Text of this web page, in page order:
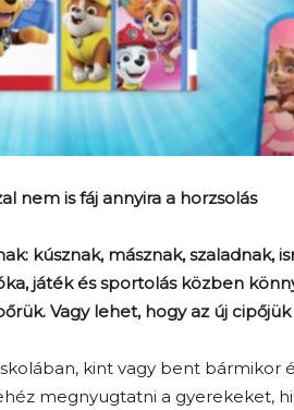
nem is fáj annyira a horzsolás
kúsznak, másznak, szaladnak,
játék és sportolás közben
Vagy lehet, hogy az új
kint vagy bent bármikor
megnyugtatni a gyerekeket,